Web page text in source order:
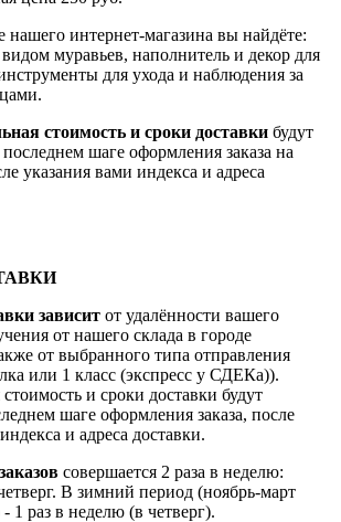
нашего интернет-магазина вы найдёте:
муравьев, наполнитель и декор для
для ухода и наблюдения за
стоимость и сроки доставкибудут
шаге оформления заказа на
указания вами индекса и адреса
зависитот удалённости вашего
от нашего склада в городе
от выбранного типа отправления
или 1 класс (экспресс у СДЕКа)).
и сроки доставки будут
шаге оформления заказа, после
и адреса доставки.
совершается 2 раза в неделю:
В зимний период (ноябрь-март
1 раз в неделю (в четверг).